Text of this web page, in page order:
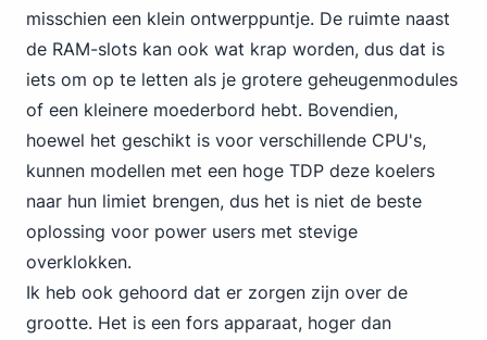
misschien een klein ontwerppuntje. De ruimte naast
de RAM-slots kan ook wat krap worden, dus dat is
iets om op te letten als je grotere geheugenmodules
of een kleinere moederbord hebt. Bovendien,
hoewel het geschikt is voor verschillende CPU's,
kunnen modellen met een hoge TDP deze koelers
naar hun limiet brengen, dus het is niet de beste
oplossing voor power users met stevige
overklokken.
Ik heb ook gehoord dat er zorgen zijn over de
grootte. Het is een fors apparaat, hoger dan